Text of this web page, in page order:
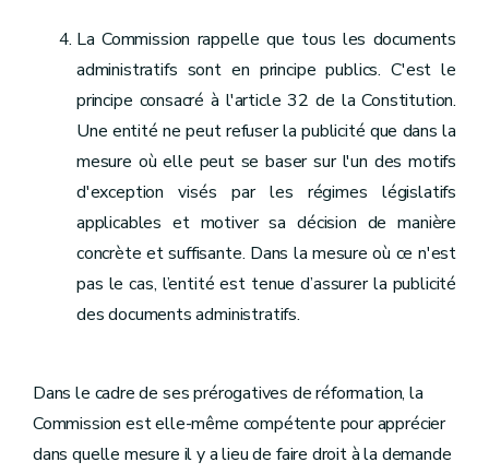
La Commission rappelle que tous les documents
administratifs sont en principe publics. C'est le
principe consacré à l'article 32 de la Constitution.
Une entité ne peut refuser la publicité que dans la
mesure où elle peut se baser sur l'un des motifs
d'exception visés par les régimes législatifs
applicables et motiver sa décision de manière
concrète et suffisante. Dans la mesure où ce n'est
pas le cas, l’entité est tenue d’assurer la publicité
des documents administratifs.
Dans le cadre de ses prérogatives de réformation, la
Commission est elle-même compétente pour apprécier
dans quelle mesure il y a lieu de faire droit à la demande